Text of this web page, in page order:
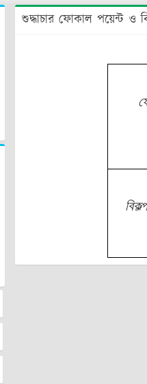
শুদ্ধাচার ফোকাল পয়েন্ট ও